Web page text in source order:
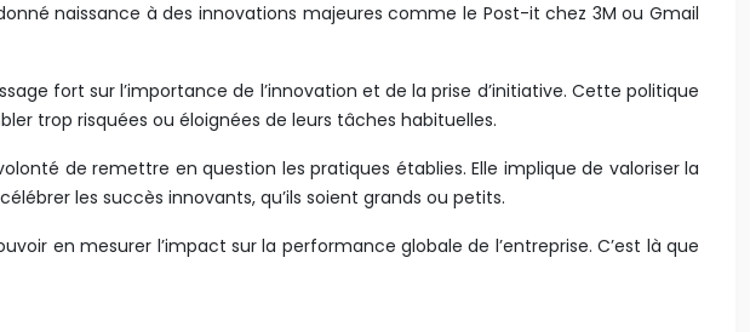
naissance à des innovations majeures comme le Post-it chez 3M ou Gmail
fort sur l’importance de l’innovation et de la prise d’initiative. Cette politique
trop risquées ou éloignées de leurs tâches habituelles.
de remettre en question les pratiques établies. Elle implique de valoriser la
les succès innovants, qu’ils soient grands ou petits.
en mesurer l’impact sur la performance globale de l’entreprise. C’est là que